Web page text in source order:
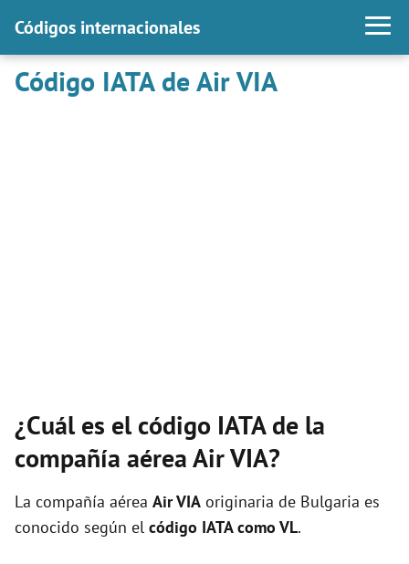
Códigos internacionales
Código IATA de Air VIA
¿Cuál es el código IATA de la
compañía aérea Air VIA?
La compañía aérea Air VIA originaria de Bulgaria es
conocido según el código IATA como VL.